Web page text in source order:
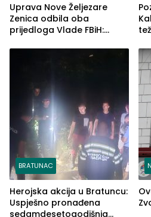
Uprava Nove Željezare
Zenica odbila oba
prijedloga Vlade FBiH:
rješenje
BRATUNAC
Herojska akcija u Bratuncu:
Uspješno pronađena
sedamdesetogodišnja